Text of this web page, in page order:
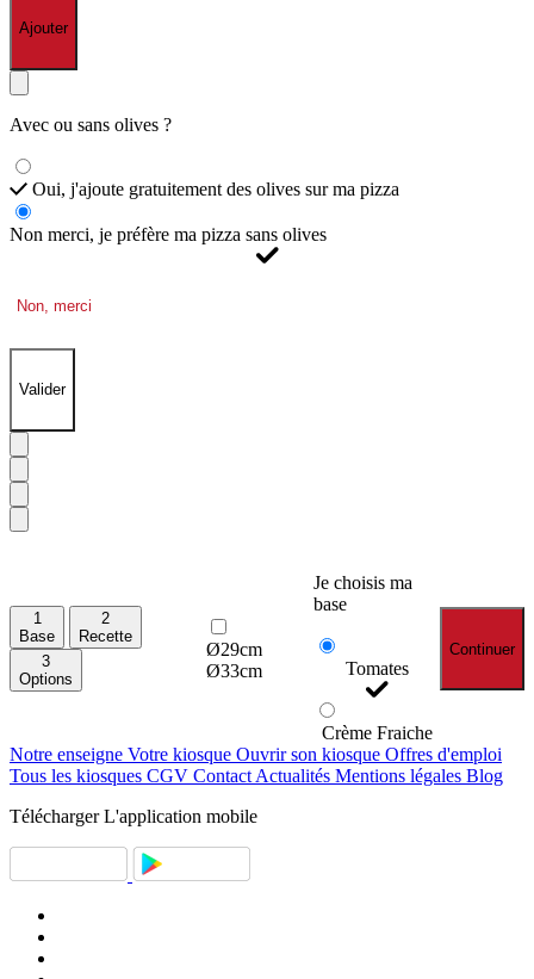
Ajouter
Avec ou sans olives ?
Oui, j'ajoute gratuitement des olives sur ma pizza
Non merci, je préfère ma pizza sans olives
Non, merci
Valider
1
Base
2
Recette
3
Options
Ø29cm
Ø33cm
Je choisis ma
base
Tomates
Crème Fraiche
Continuer
Notre enseigne Votre kiosque Ouvrir son kiosque Offres d'emploi
Tous les kiosques CGV Contact Actualités Mentions légales Blog
Télécharger L'application mobile